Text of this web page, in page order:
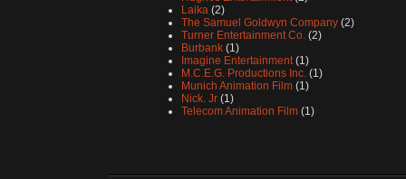
Laika (2)
The Samuel Goldwyn Company (2)
Turner Entertainment Co. (2)
Burbank (1)
Imagine Entertainment (1)
M.C.E.G. Productions Inc. (1)
Munich Animation Film (1)
Nick. Jr (1)
Telecom Animation Film (1)